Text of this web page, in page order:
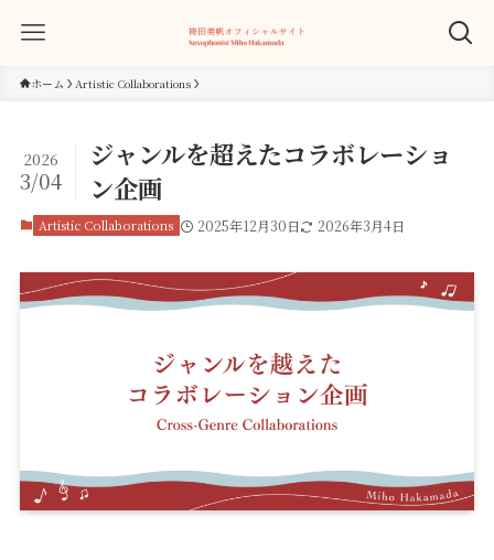
ホーム Artistic Collaborations
ジャンルを超えたコラボレーショ
ン企画
2026
3/04
Artistic Collaborations 2025年12月30日 2026年3月4日